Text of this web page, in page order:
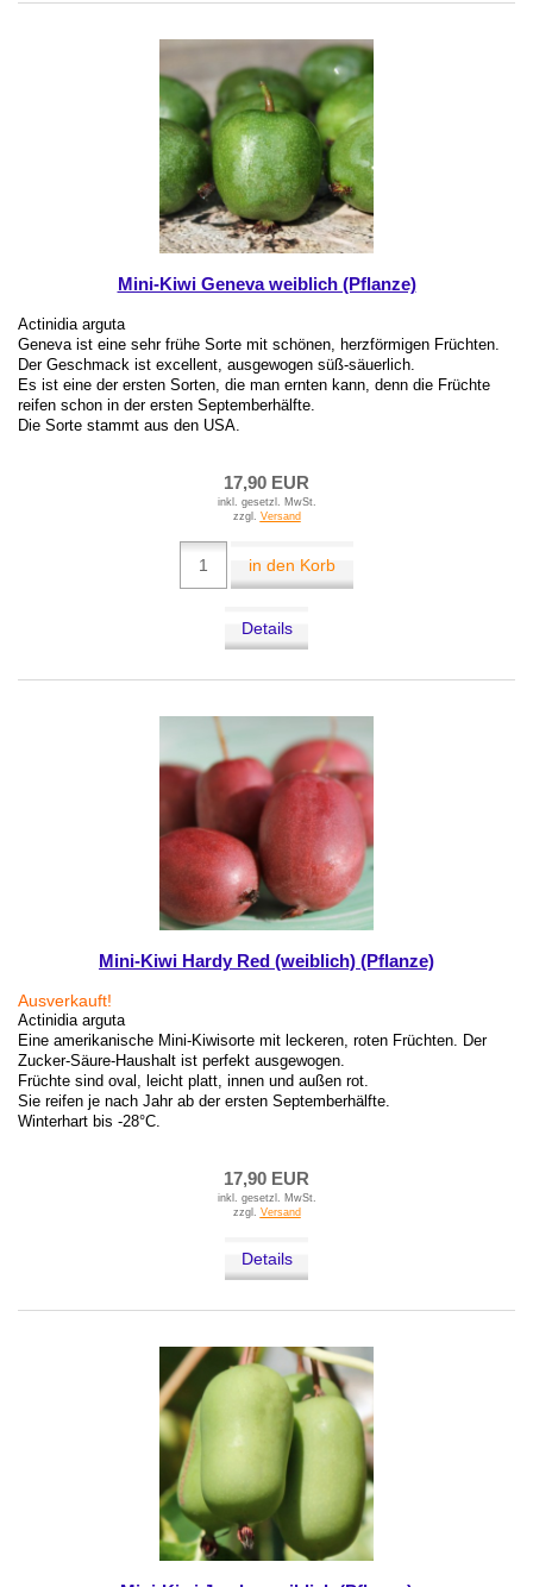
Mini-Kiwi Geneva weiblich (Pflanze)
Actinidia arguta
Geneva ist eine sehr frühe Sorte mit schönen, herzförmigen Früchten.
Der Geschmack ist excellent, ausgewogen süß-säuerlich.
Es ist eine der ersten Sorten, die man ernten kann, denn die Früchte
reifen schon in der ersten Septemberhälfte.
Die Sorte stammt aus den USA.
17,90 EUR
inkl. gesetzl. MwSt.
zzgl. Versand
in den Korb
Details
Mini-Kiwi Hardy Red (weiblich) (Pflanze)
Ausverkauft!
Actinidia arguta
Eine amerikanische Mini-Kiwisorte mit leckeren, roten Früchten. Der
Zucker-Säure-Haushalt ist perfekt ausgewogen.
Früchte sind oval, leicht platt, innen und außen rot.
Sie reifen je nach Jahr ab der ersten Septemberhälfte.
Winterhart bis -28°C.
17,90 EUR
inkl. gesetzl. MwSt.
zzgl. Versand
Details